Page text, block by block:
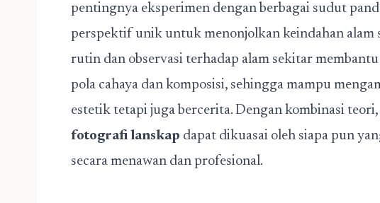
pentingnya eksperimen dengan berbagai sudut
perspektif unik untuk menonjolkan keindahan alam
rutin dan observasi terhadap alam sekitar
pola cahaya dan komposisi, sehingga mampu
estetik tetapi juga bercerita. Dengan kombinasi
fotografi lanskap dapat dikuasai oleh siapa pun
secara menawan dan profesional.